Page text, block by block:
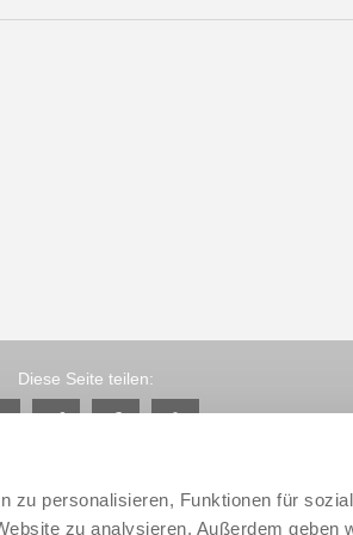
zu personalisieren, Funktionen für
zu analysieren. Außerdem geben
Diese Seite teilen: